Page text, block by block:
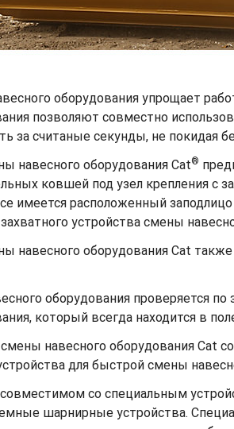
оборудования упрощает
позволяют совместно
за считаные секунды, не покидая
навесного оборудования Cat®
ковшей под узел крепления с
имеется расположенный
устройства смены
навесного оборудования Cat
оборудования проверяется
который всегда находится в
навесного оборудования
для быстрой смены
со специальным
шарнирные устройства.